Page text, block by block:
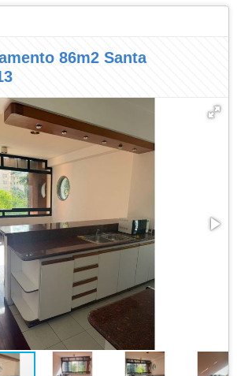
86m2 Santa